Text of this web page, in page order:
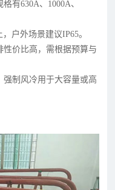
有630A、1000A、
户外场景建议IP65。
性价比高，需根据预算与
强制风冷用于大容量或高